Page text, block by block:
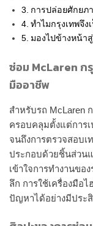
การปล่อยศักยภ
ทำไมกรุงเทพจึ
มองไปข้างหน้า
ซ่อม McLaren ก
มืออาชีพ
สำหรับรถ McLaren
ครอบคลุมตั้งแต่การ
จนถึงการตรวจสอบเ
ประกอบด้วยชิ้นส่วน
เข้าใจการทำงานขอ
ลึก การใช้เครื่องมือ
ปัญหาได้อย่างมีประ